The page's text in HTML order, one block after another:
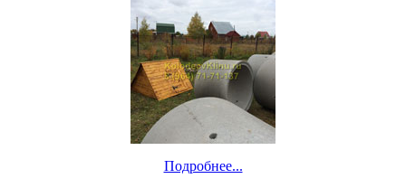
Подробнее...